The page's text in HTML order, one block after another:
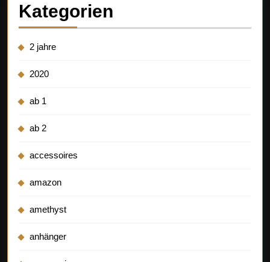
Kategorien
2 jahre
2020
ab 1
ab 2
accessoires
amazon
amethyst
anhänger